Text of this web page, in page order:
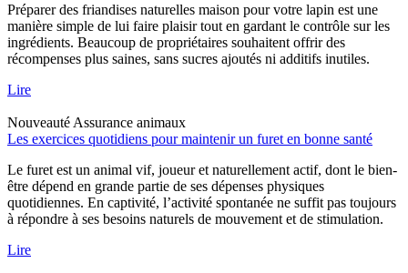
Préparer des friandises naturelles maison pour votre lapin est une
manière simple de lui faire plaisir tout en gardant le contrôle sur les
ingrédients. Beaucoup de propriétaires souhaitent offrir des
récompenses plus saines, sans sucres ajoutés ni additifs inutiles.
Lire
Nouveauté Assurance animaux
Les exercices quotidiens pour maintenir un furet en bonne santé
Le furet est un animal vif, joueur et naturellement actif, dont le bien-
être dépend en grande partie de ses dépenses physiques
quotidiennes. En captivité, l’activité spontanée ne suffit pas toujours
à répondre à ses besoins naturels de mouvement et de stimulation.
Lire